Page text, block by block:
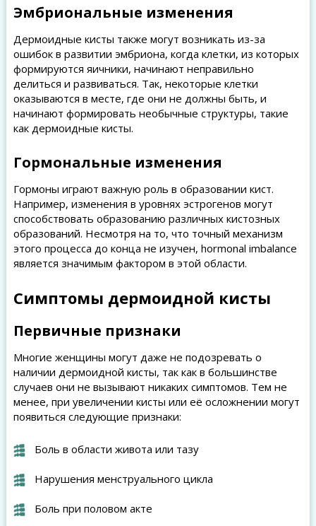
Эмбриональные изменения
Дермоидные кисты также могут возникать из-за
ошибок в развитии эмбриона, когда клетки, из которых
формируются яичники, начинают неправильно
делиться и развиваться. Так, некоторые клетки
оказываются в месте, где они не должны быть, и
начинают формировать необычные структуры, такие
как дермоидные кисты.
Гормональные изменения
Гормоны играют важную роль в образовании кист.
Например, изменения в уровнях эстрогенов могут
способствовать образованию различных кистозных
образований. Несмотря на то, что точный механизм
этого процесса до конца не изучен, hormonal imbalance
является значимым фактором в этой области.
Симптомы дермоидной кисты
Первичные признаки
Многие женщины могут даже не подозревать о
наличии дермоидной кисты, так как в большинстве
случаев они не вызывают никаких симптомов. Тем не
менее, при увеличении кисты или её осложнении могут
появиться следующие признаки:
Боль в области живота или тазу
Нарушения менструального цикла
Боль при половом акте